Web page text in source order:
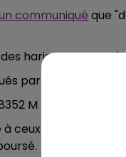
OF DE LA FAMILLE
FM
communiqué que
haricots verts
par la société
M (avec une
ceux qui auraient